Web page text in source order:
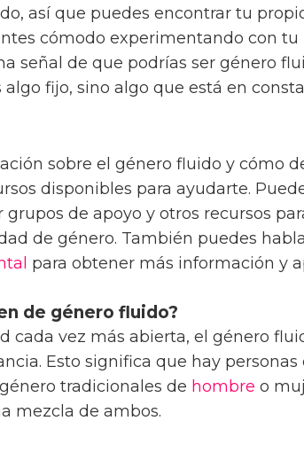
así que puedes encontrar tu
cómodo experimentando con tu
señal de que podrías ser género
fijo, sino algo que está en
sobre el género fluido y cómo
disponibles para ayudarte.
de apoyo y otros recursos
de género. También puedes
para obtener más información y
de género fluido?
cada vez más abierta, el género
Esto significa que hay personas
tradicionales de hombre o
mezcla de ambos.